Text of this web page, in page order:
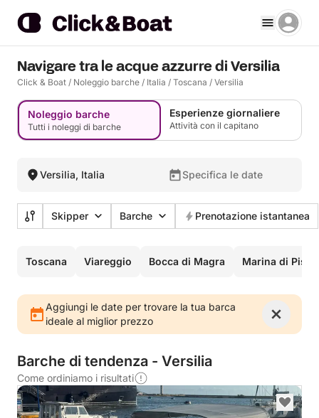
Navigare tra le acque azzurre di Versilia
Click & Boat / Noleggio barche / Italia / Toscana / Versilia
Noleggio barche
Tutti i noleggi di barche
Esperienze giornaliere
Attività con il capitano
Versilia, Italia Specifica le date
Skipper Barche Prenotazione istantanea
Toscana Viareggio Bocca di Magra Marina di Pisa
Aggiungi le date per trovare la tua barca
ideale al miglior prezzo
Barche di tendenza - Versilia
Come ordiniamo i risultati